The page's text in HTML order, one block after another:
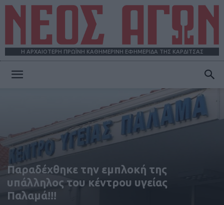
Η ΑΡΧΑΙΟΤΕΡΗ ΠΡΩΪΝΗ ΚΑΘΗΜΕΡΙΝΗ ΕΦΗΜΕΡΙΔΑ ΤΗΣ ΚΑΡΔΙΤΣΑΣ
ΑΓΩΝ
Παραδέχθηκε την εμπλοκή της
υπάλληλος του κέντρου υγείας
Παλαμά!!!